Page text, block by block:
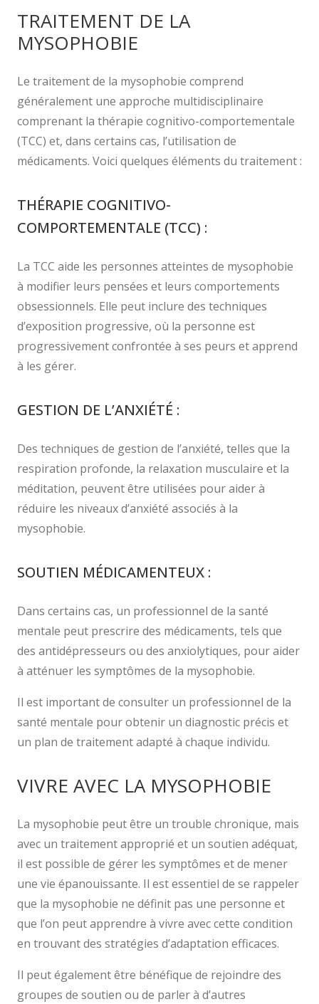
TRAITEMENT DE LA
MYSOPHOBIE
Le traitement de la mysophobie comprend
généralement une approche multidisciplinaire
comprenant la thérapie cognitivo-comportementale
(TCC) et, dans certains cas, l’utilisation de
médicaments. Voici quelques éléments du traitement :
THÉRAPIE COGNITIVO-
COMPORTEMENTALE (TCC) :
La TCC aide les personnes atteintes de mysophobie
à modifier leurs pensées et leurs comportements
obsessionnels. Elle peut inclure des techniques
d’exposition progressive, où la personne est
progressivement confrontée à ses peurs et apprend
à les gérer.
GESTION DE L’ANXIÉTÉ :
Des techniques de gestion de l’anxiété, telles que la
respiration profonde, la relaxation musculaire et la
méditation, peuvent être utilisées pour aider à
réduire les niveaux d’anxiété associés à la
mysophobie.
SOUTIEN MÉDICAMENTEUX :
Dans certains cas, un professionnel de la santé
mentale peut prescrire des médicaments, tels que
des antidépresseurs ou des anxiolytiques, pour aider
à atténuer les symptômes de la mysophobie.
Il est important de consulter un professionnel de la
santé mentale pour obtenir un diagnostic précis et
un plan de traitement adapté à chaque individu.
VIVRE AVEC LA MYSOPHOBIE
La mysophobie peut être un trouble chronique, mais
avec un traitement approprié et un soutien adéquat,
il est possible de gérer les symptômes et de mener
une vie épanouissante. Il est essentiel de se rappeler
que la mysophobie ne définit pas une personne et
que l’on peut apprendre à vivre avec cette condition
en trouvant des stratégies d’adaptation efficaces.
Il peut également être bénéfique de rejoindre des
groupes de soutien ou de parler à d’autres